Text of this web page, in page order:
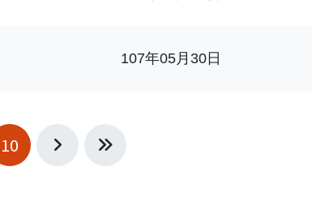
107年05月30日
10 下一頁最後一頁